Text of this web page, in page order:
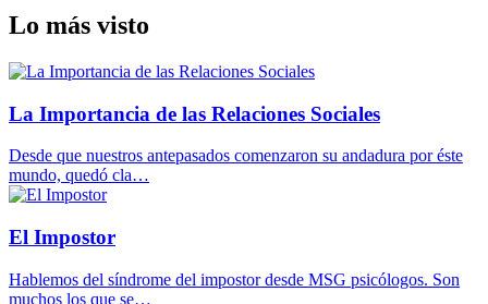
Lo más visto
La Importancia de las Relaciones Sociales
Desde que nuestros antepasados comenzaron su andadura por éste
mundo, quedó cla…
El Impostor
Hablemos del síndrome del impostor desde MSG psicólogos. Son
muchos los que se…